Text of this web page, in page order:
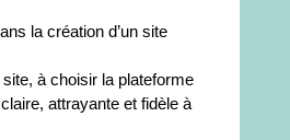
la création d’un site
à choisir la plateforme
attrayante et fidèle à